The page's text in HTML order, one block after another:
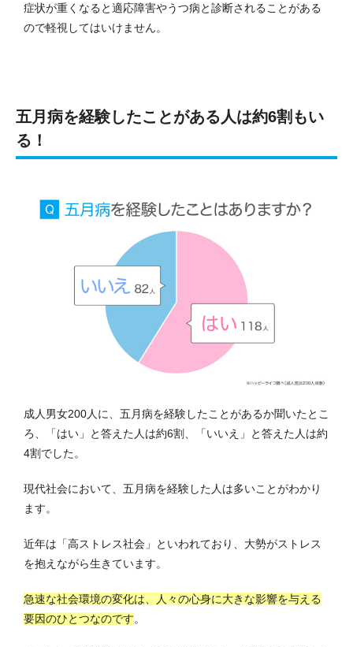
症状が重くなると適応障害やうつ病と診断されることがある
ので軽視してはいけません。
五月病を経験したことがある人は約6割もい
る！
成人男女200人に、五月病を経験したことがあるか聞いたとこ
ろ、「はい」と答えた人は約6割、「いいえ」と答えた人は約
4割でした。
現代社会において、五月病を経験した人は多いことがわかり
ます。
近年は「高ストレス社会」といわれており、大勢がストレス
を抱えながら生きています。
急速な社会環境の変化は、人々の心身に大きな影響を与える
要因のひとつなのです。